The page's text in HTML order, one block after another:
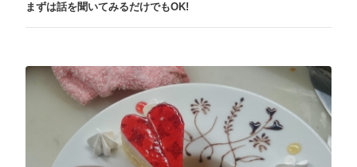
まずは話を聞いてみるだけでもOK!